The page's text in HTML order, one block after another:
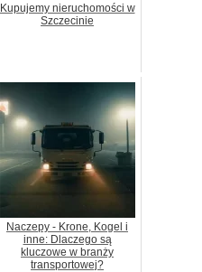
Kupujemy nieruchomości w
Szczecinie
Naczepy - Krone, Kogel i
inne: Dlaczego są
kluczowe w branży
transportowej?